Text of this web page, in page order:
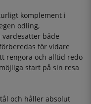
komplement i
odling,
både
för vidare
rengöra och alltid redo
start på sin resa
och håller absolut